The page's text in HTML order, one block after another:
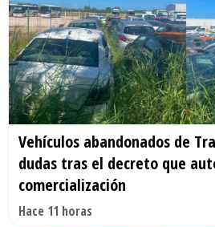
Vehículos abandonados de
dudas tras el decreto que
comercialización
Hace 11 horas